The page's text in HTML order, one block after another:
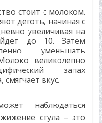
стоит с молоком.
деготь, начиная с
увеличивая на
до 10. Затем
уменьшать
великолепно
запах
смягчает вкус.
наблюдаться
стула – это